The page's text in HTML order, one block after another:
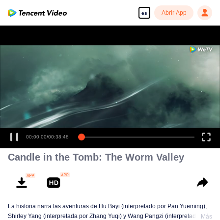
es Abrir App
00:00:00/00:38:48
Candle in the Tomb: The Worm Valley
La historia narra las aventuras de Hu Bayi (interpretado por Pan Yueming),
Shirley Yang (interpretada por Zhang Yuqi) y Wang Pangzi (interpretado por
Más